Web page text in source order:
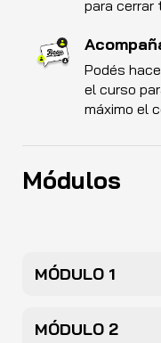
para cerrar
Podés
el curso
máximo el
Módulos
MÓDULO 1
MÓDULO 2